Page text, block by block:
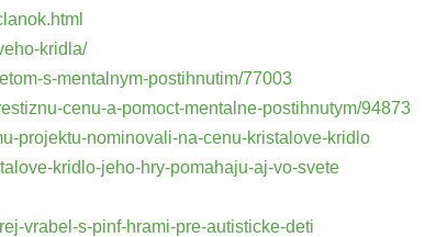
kridla/
s-mentalnym-postihnutim/77003
cenu-a-pomoct-mentalne-postihnutym/94873
projektu-nominovali-na-cenu-kristalove-kridlo
kridlo-jeho-hry-pomahaju-aj-vo-svete
vrabel-s-pinf-hrami-pre-autisticke-deti